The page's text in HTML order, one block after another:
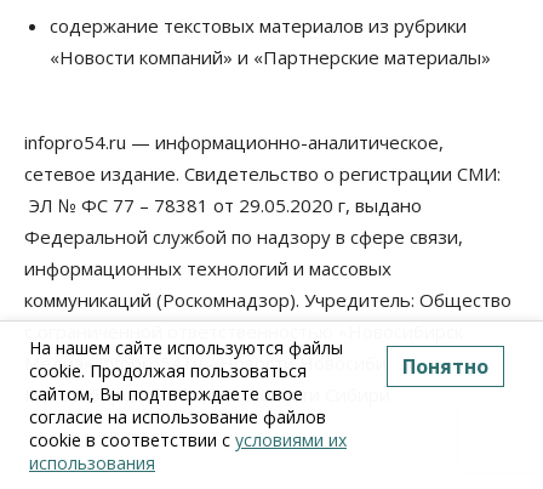
содержание текстовых материалов из рубрики
«Новости компаний» и «Партнерские материалы»
infopro54.ru — информационно-аналитическое,
сетевое издание. Свидетельство о регистрации СМИ:
ЭЛ № ФС 77 – 78381 от 29.05.2020 г, выдано
Федеральной службой по надзору в сфере связи,
информационных технологий и массовых
коммуникаций (Роскомнадзор). Учредитель: Общество
Медиа» Infopro54.ru - Новости Новосибирска и
Новосибирской области. Новости Сибири.
На нашем сайте используются файлы
cookie. Продолжая пользоваться
сайтом, Вы подтверждаете свое
согласие на использование файлов
cookie в соответствии с условиями их
использования
Понятно